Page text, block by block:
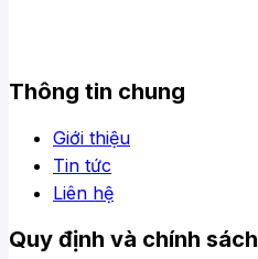
Thông tin chung
Giới thiệu
Tin tức
Liên hệ
Quy định và chính sách